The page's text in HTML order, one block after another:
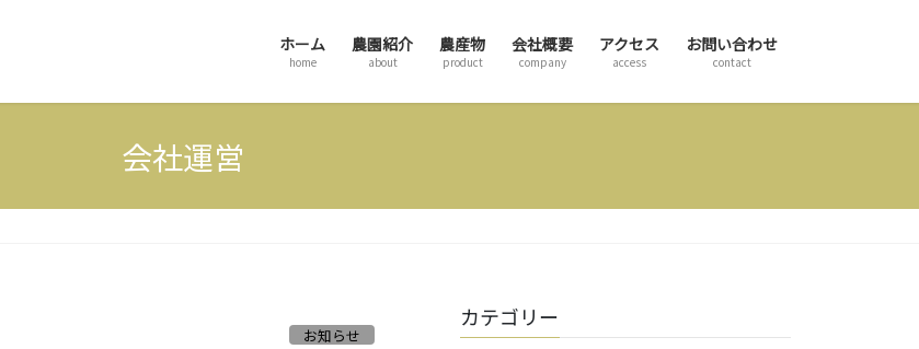
ホーム
home
農園紹介
about
農産物
product
会社概要
company
アクセス
access
お問い合わせ
contact
会社運営
お知らせ
カテゴリー